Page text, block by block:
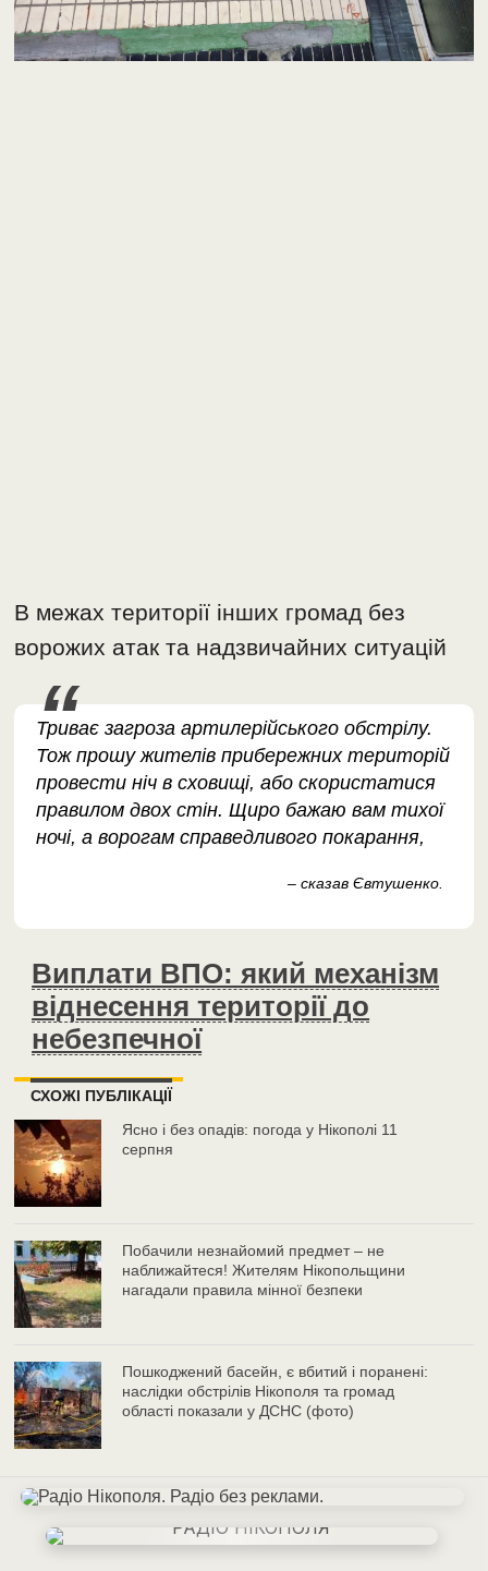
В межах території інших громад без
ворожих атак та надзвичайних ситуацій
Триває загроза артилерійського обстрілу.
Тож прошу жителів прибережних територій
провести ніч в сховищі, або скористатися
правилом двох стін. Щиро бажаю вам тихої
ночі, а ворогам справедливого покарання,
– сказав Євтушенко.
Виплати ВПО: який механізм
віднесення території до
небезпечної
СХОЖІ ПУБЛІКАЦІЇ
Ясно і без опадів: погода у Нікополі 11
серпня
Побачили незнайомий предмет – не
наближайтеся! Жителям Нікопольщини
нагадали правила мінної безпеки
Пошкоджений басейн, є вбитий і поранені:
наслідки обстрілів Нікополя та громад
області показали у ДСНС (фото)